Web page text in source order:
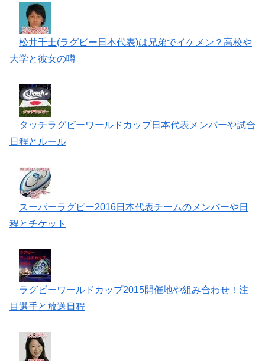
松井千士(ラグビー日本代表)は兄弟でイケメン？高校や
大学と彼女の噂
タッチラグビーワールドカップ日本代表メンバーや試合
日程とルール
スーパーラグビー2016日本代表チームのメンバーや日
程とチケット
ラグビーワールドカップ2015開催地や組み合わせ！注
目選手と放送日程